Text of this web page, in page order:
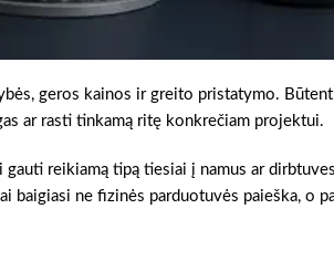
geros kainos ir greito pristatymo. Būtent
ar rasti tinkamą ritę konkrečiam projektui.
reikiamą tipą tiesiai į namus ar
baigiasi ne fizinės parduotuvės paieška, o